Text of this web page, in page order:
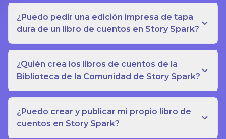
¿Puedo pedir una edición impresa de tapa
dura de un libro de cuentos en Story Spark?
¿Quién crea los libros de cuentos de la
Biblioteca de la Comunidad de Story Spark?
¿Puedo crear y publicar mi propio libro de
cuentos en Story Spark?